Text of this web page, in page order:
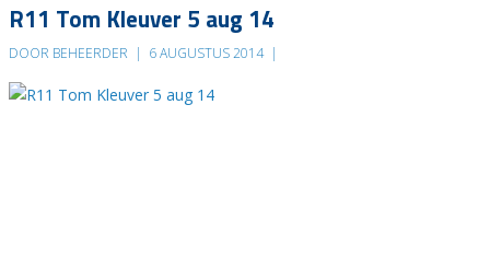
R11 Tom Kleuver 5 aug 14
DOOR BEHEERDER | 6 AUGUSTUS 2014 |